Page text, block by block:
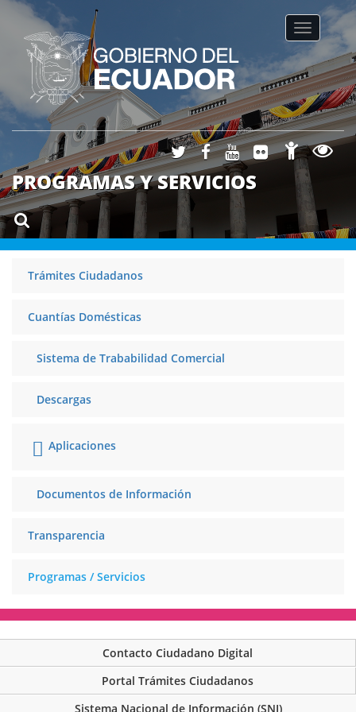
Toggle
PROGRAMAS Y SERVICIOS
Trámites Ciudadanos
Cuantías Domésticas
Sistema de Trababilidad Comercial
Descargas
Aplicaciones
Documentos de Información
Transparencia
Programas / Servicios
Contacto Ciudadano Digital
Portal Trámites Ciudadanos
Sistema Nacional de Información (SNI)